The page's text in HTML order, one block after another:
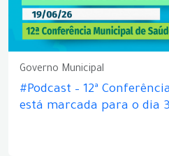
Governo Municipal
#Podcast – 12ª
está marcada para o dia